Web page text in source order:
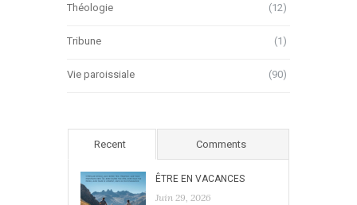
Théologie (12)
Tribune (1)
Vie paroissiale (90)
Recent Comments
ÊTRE EN VACANCES
Juin 29, 2026